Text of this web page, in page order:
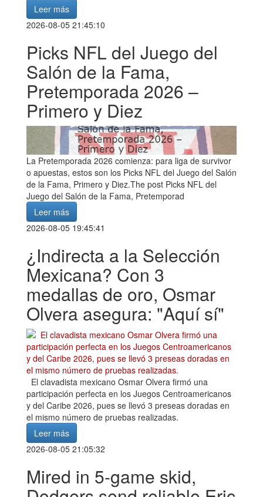
Leer más
2026-08-05 21:45:10
Picks NFL del Juego del
Salón de la Fama,
Pretemporada 2026 –
Primero y Diez
La Pretemporada 2026 comienza: para liga de survivor
o apuestas, estos son los Picks NFL del Juego del Salón
de la Fama, Primero y Diez.The post Picks NFL del
Juego del Salón de la Fama, Pretemporad
Leer más
2026-08-05 19:45:41
¿Indirecta a la Selección
Mexicana? Con 3
medallas de oro, Osmar
Olvera asegura: "Aquí sí"
El clavadista mexicano Osmar Olvera firmó una
participación perfecta en los Juegos Centroamericanos
y del Caribe 2026, pues se llevó 3 preseas doradas en
el mismo número de pruebas realizadas.
Leer más
2026-08-05 21:05:32
Mired in 5-game skid,